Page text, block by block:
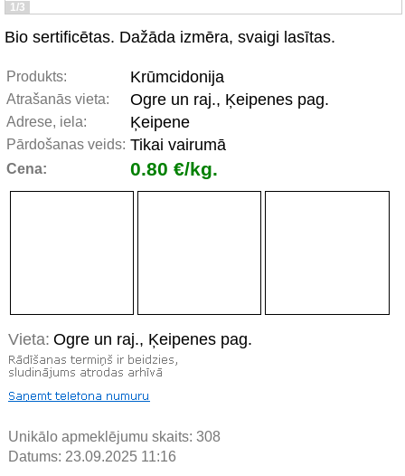
1/3
Bio sertificētas. Dažāda izmēra, svaigi lasītas.
Produkts: Krūmcidonija
Atrašanās vieta: Ogre un raj., Ķeipenes pag.
Adrese, iela: Ķeipene
Pārdošanas veids: Tikai vairumā
Cena: 0.80 €/kg.
Vieta: Ogre un raj., Ķeipenes pag.
Unikālo apmeklējumu skaits: 308
Datums: 23.09.2025 11:16